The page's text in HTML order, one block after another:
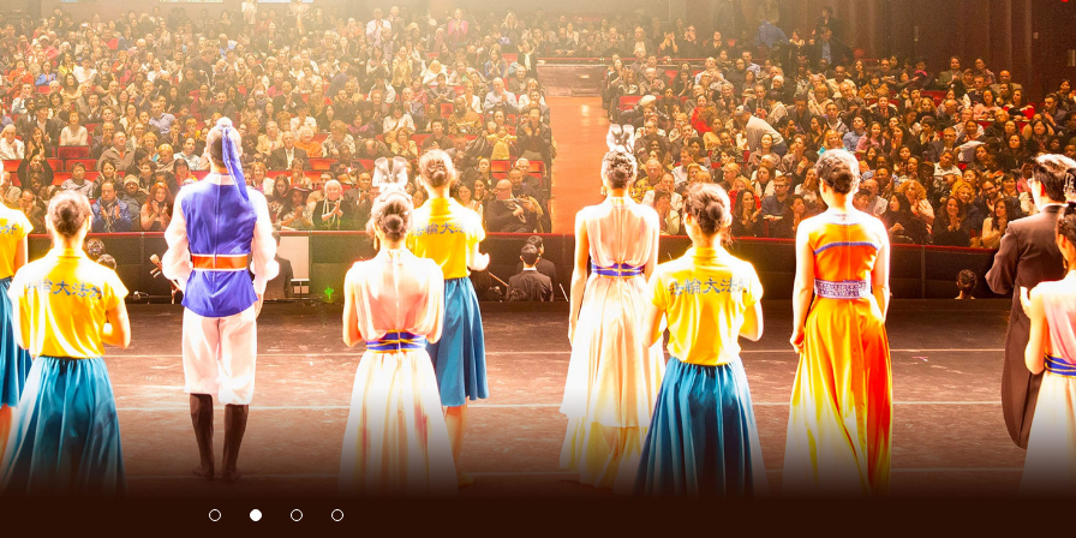
ACTUALITÉS
Photos en tournée : d'un océan à l'autre, à travers les
continents
DÉCOUVRIR
La danse ethnique Bai